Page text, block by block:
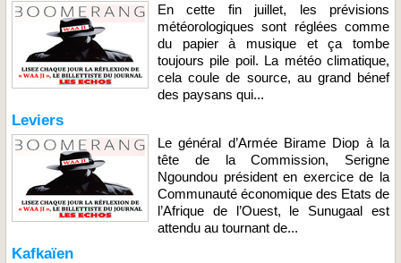
En cette fin juillet, les prévisions
météorologiques sont réglées comme
du papier à musique et ça tombe
toujours pile poil. La météo climatique,
cela coule de source, au grand bénef
des paysans qui...
Leviers
Le général d’Armée Birame Diop à la
tête de la Commission, Serigne
Ngoundou président en exercice de la
Communauté économique des Etats de
l’Afrique de l’Ouest, le Sunugaal est
attendu au tournant de...
Kafkaïen